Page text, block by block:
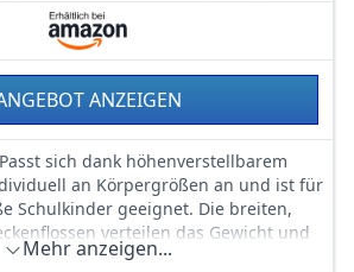
ANZEIGEN
sich dank höhenverstellbarem
an Körpergrößen an und ist für
Schulkinder geeignet. Die breiten,
verteilen das Gewicht und
Mehr anzeigen...